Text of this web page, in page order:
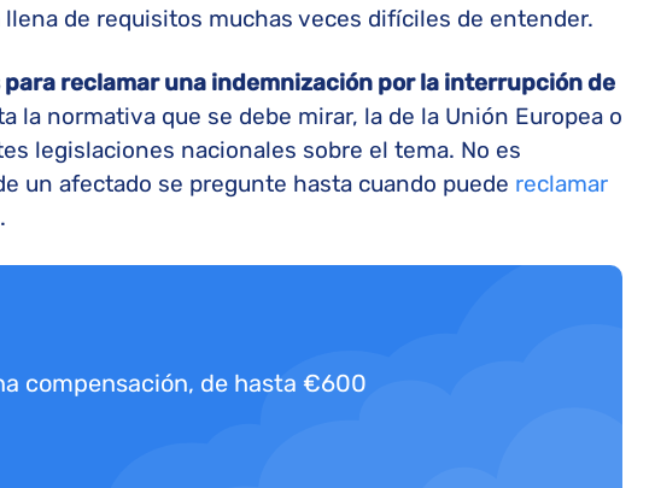
de requisitos muchas veces difíciles de entender.
reclamar una indemnización por la interrupción de
la normativa que se debe mirar, la de la Unión Europea o
legislaciones nacionales sobre el tema. No es
un afectado se pregunte hasta cuando puede reclamar
compensación, de hasta €600